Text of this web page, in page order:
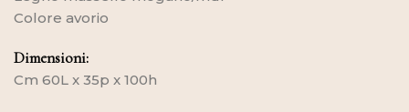
Colore avorio
Dimensioni:
Cm 60L x 35p x 100h